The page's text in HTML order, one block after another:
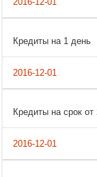
Кредиты на 1 день
Кредиты на срок